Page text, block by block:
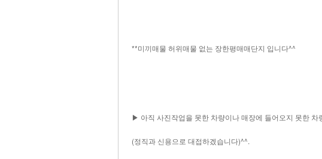
**미끼매물 허위매물 없는 장한평매매단지 입니다^^
▶ 아직 사진작업을 못한 차량이나 매장에 들어오지 못한 차
(정직과 신용으로 대접하겠습니다)^^.